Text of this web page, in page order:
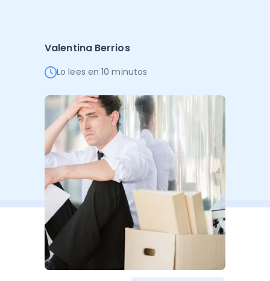
Ver todo
Ver TodoValentina Berrios
Lo lees en 10 minutos